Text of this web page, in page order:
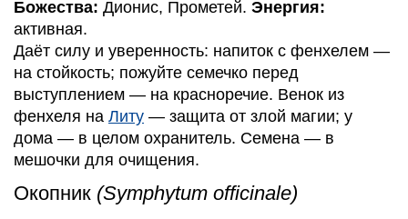
Божества: Дионис, Прометей. Энергия:
активная.
Даёт силу и уверенность: напиток с фенхелем —
на стойкость; пожуйте семечко перед
выступлением — на красноречие. Венок из
фенхеля на Литу — защита от злой магии; у
дома — в целом охранитель. Семена — в
мешочки для очищения.
Окопник (Symphytum officinale)